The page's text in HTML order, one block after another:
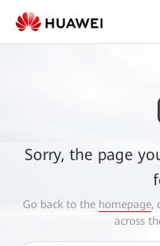
Sorry, the page
Go back to the homepage,
across